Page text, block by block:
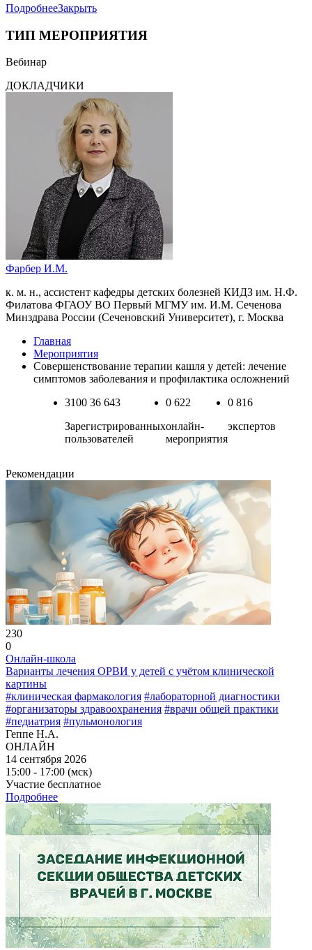
ПодробнееЗакрыть
ТИП МЕРОПРИЯТИЯ
Вебинар
ДОКЛАДЧИКИ
Фарбер И.М.
к. м. н., ассистент кафедры детских болезней КИДЗ им. Н.Ф.
Филатова ФГАОУ ВО Первый МГМУ им. И.М. Сеченова
Минздрава России (Сеченовский Университет), г. Москва
Главная
Мероприятия
Совершенствование терапии кашля у детей: лечение
симптомов заболевания и профилактика осложнений
3100 36 643
Зарегистрированных
пользователей
0 622
онлайн-
мероприятия
0 816
экспертов
Рекомендации
230
0
Онлайн-школа
Варианты лечения ОРВИ у детей с учётом клинической
картины
#клиническая фармакология #лабораторной диагностики
#организаторы здравоохранения #врачи общей практики
#педиатрия #пульмонология
Геппе Н.А.
ОНЛАЙН
14 сентября 2026
15:00 - 17:00 (мск)
Участие бесплатное
Подробнее